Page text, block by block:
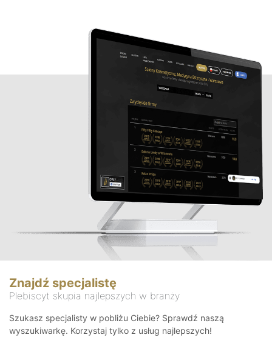
Znajdź specjalistę
Plebiscyt skupia najlepszych w branży
Szukasz specjalisty w pobliżu Ciebie? Sprawdź naszą
wyszukiwarkę. Korzystaj tylko z usług najlepszych!